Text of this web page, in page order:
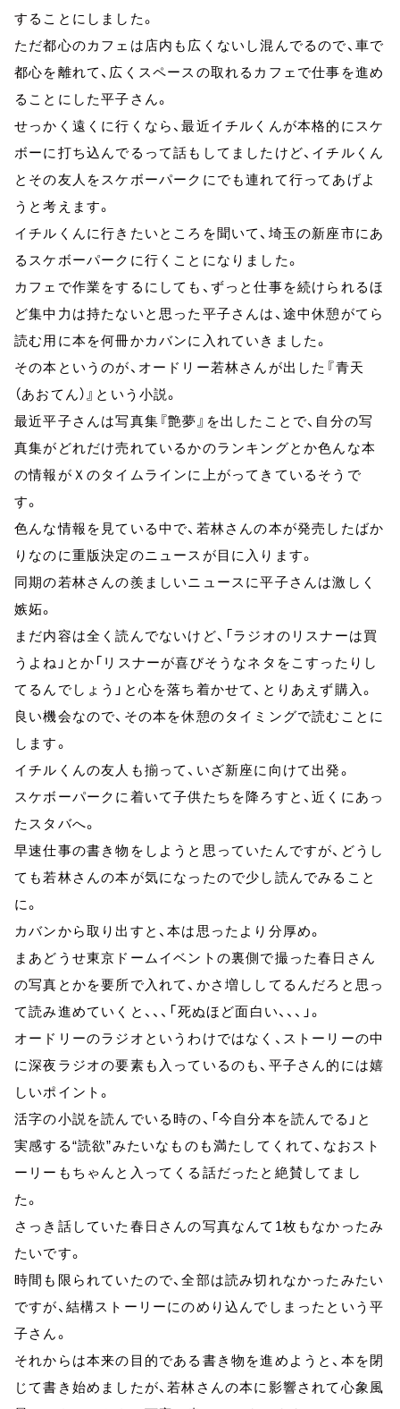
することにしました。
ただ都心のカフェは店内も広くないし混んでるので、車で
都心を離れて、広くスペースの取れるカフェで仕事を進め
ることにした平子さん。
せっかく遠くに行くなら、最近イチルくんが本格的にスケ
ボーに打ち込んでるって話もしてましたけど、イチルくん
とその友人をスケボーパークにでも連れて行ってあげよ
うと考えます。
イチルくんに行きたいところを聞いて、埼玉の新座市にあ
るスケボーパークに行くことになりました。
カフェで作業をするにしても、ずっと仕事を続けられるほ
ど集中力は持たないと思った平子さんは、途中休憩がてら
読む用に本を何冊かカバンに入れていきました。
その本というのが、オードリー若林さんが出した『青天
（あおてん）』という小説。
最近平子さんは写真集『艶夢』を出したことで、自分の写
真集がどれだけ売れているかのランキングとか色んな本
の情報がＸのタイムラインに上がってきているそうで
す。
色んな情報を見ている中で、若林さんの本が発売したばか
りなのに重版決定のニュースが目に入ります。
同期の若林さんの羨ましいニュースに平子さんは激しく
嫉妬。
まだ内容は全く読んでないけど、「ラジオのリスナーは買
うよね」とか「リスナーが喜びそうなネタをこすったりし
てるんでしょう」と心を落ち着かせて、とりあえず購入。
良い機会なので、その本を休憩のタイミングで読むことに
します。
イチルくんの友人も揃って、いざ新座に向けて出発。
スケボーパークに着いて子供たちを降ろすと、近くにあっ
たスタバへ。
早速仕事の書き物をしようと思っていたんですが、どうし
ても若林さんの本が気になったので少し読んでみること
に。
カバンから取り出すと、本は思ったより分厚め。
まあどうせ東京ドームイベントの裏側で撮った春日さん
の写真とかを要所で入れて、かさ増ししてるんだろと思っ
て読み進めていくと、、、「死ぬほど面白い、、、」。
オードリーのラジオというわけではなく、ストーリーの中
に深夜ラジオの要素も入っているのも、平子さん的には嬉
しいポイント。
活字の小説を読んでいる時の、「今自分本を読んでる」と
実感する“読欲”みたいなものも満たしてくれて、なおスト
ーリーもちゃんと入ってくる話だったと絶賛してまし
た。
さっき話していた春日さんの写真なんて1枚もなかったみ
たいです。
時間も限られていたので、全部は読み切れなかったみたい
ですが、結構ストーリーにのめり込んでしまったという平
子さん。
それからは本来の目的である書き物を進めようと、本を閉
じて書き始めましたが、若林さんの本に影響されて心象風